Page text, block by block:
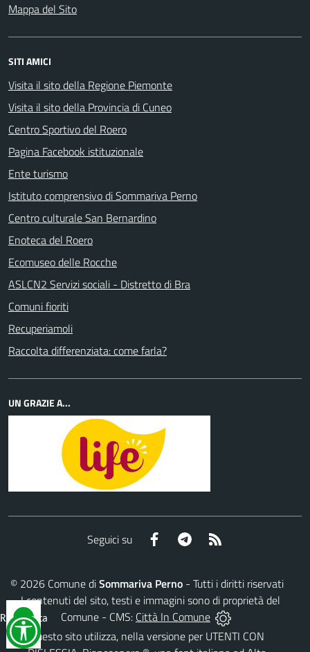
Mappa del Sito
SITI AMICI
Visita il sito della Regione Piemonte
Visita il sito della Provincia di Cuneo
Centro Sportivo del Roero
Pagina Facebook istituzionale
Ente turismo
Istituto comprensivo di Sommariva Perno
Centro culturale San Bernardino
Enoteca del Roero
Ecomuseo delle Rocche
ASLCN2 Servizi sociali - Distretto di Bra
Comuni fioriti
Recuperiamoli
Raccolta differenziata: come farla?
UN GRAZIE A...
Seguici su Facebook Telegram
© 2026Comune diSommariva Perno- Tutti i diritti riservati
- I contenuti del sito, testi e immagini sono di proprietà del
Comune - CMS: Città In Comune
Questo sito utilizza, nella versione per UTENTI CON
Reimposta
tutto